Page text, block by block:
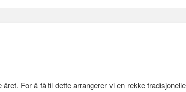
For å få til dette arrangerer vi en rekke tradisjonelle